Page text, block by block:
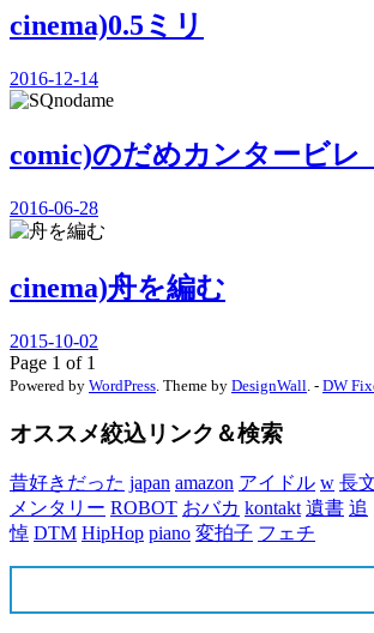
cinema)0.5ミリ
2016-12-14
comic)のだめカンタービレ
2016-06-28
cinema)舟を編む
2015-10-02
Page 1 of 1
Powered by WordPress . Theme by DesignWall . - DW
オススメ絞込リンク＆検索
昔好きだった japan amazon アイドル w 長
メンタリー ROBOT おバカ kontakt 遺書 追
悼 DTM HipHop piano 変拍子 フェチ